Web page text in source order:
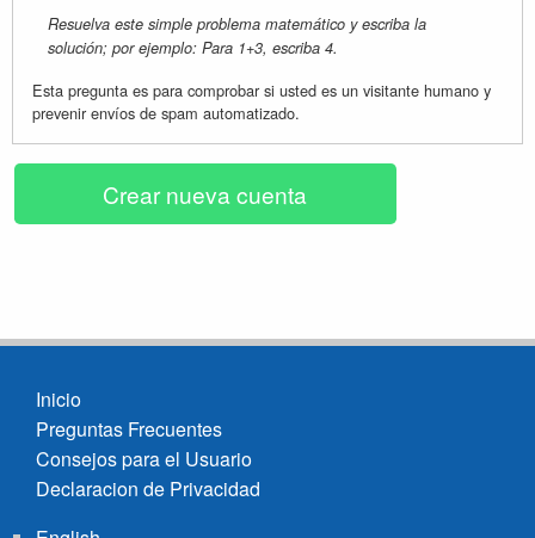
Resuelva este simple problema matemático y escriba la
solución; por ejemplo: Para 1+3, escriba 4.
Esta pregunta es para comprobar si usted es un visitante humano y
prevenir envíos de spam automatizado.
Footer
menu
Inicio
Preguntas Frecuentes
Consejos para el Usuario
Declaracion de Privacidad